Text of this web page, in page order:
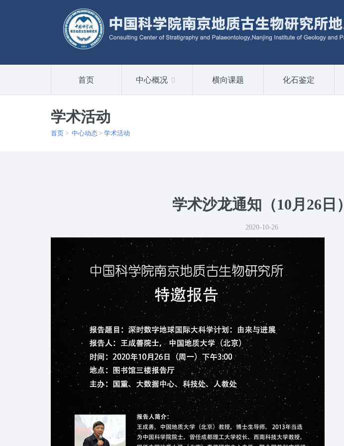
首页 中心概况 横向课题 化石鉴定
学术活动
首页 > 中心动态 > 学术活动
学术沙龙通知（10月26日）
2020-10-26